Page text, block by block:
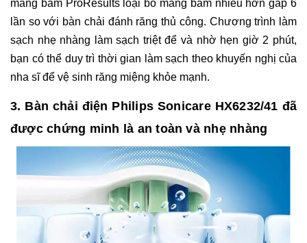
mảng bám ProResults loại bỏ mảng bám nhiều hơn gấp 6
lần so với bàn chải đánh răng thủ công. Chương trình làm
sạch nhẹ nhàng làm sạch triệt để và nhờ hẹn giờ 2 phút,
bạn có thể duy trì thời gian làm sạch theo khuyến nghị của
nha sĩ để vệ sinh răng miệng khỏe mạnh.
3. Bàn chải điện Philips Sonicare HX6232/41 đã
được chứng minh là an toàn và nhẹ nhàng